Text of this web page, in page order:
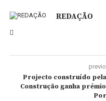
REDAÇÃO
Projecto construído pela
Construção ganha